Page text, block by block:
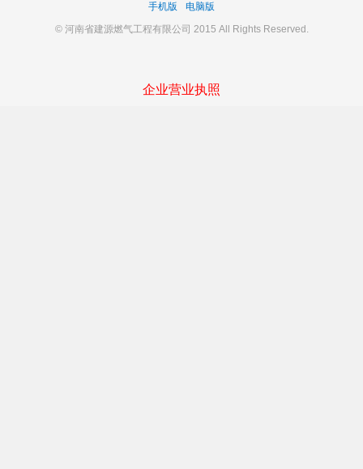
手机版
电脑版
© 河南省建源燃气工程有限公司 2015 All Rights Reserved.
企业营业执照